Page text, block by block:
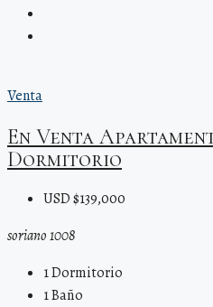
Venta
En Venta
Dormitorio
USD $139,000
soriano 1008
1Dormitorio
1Baño